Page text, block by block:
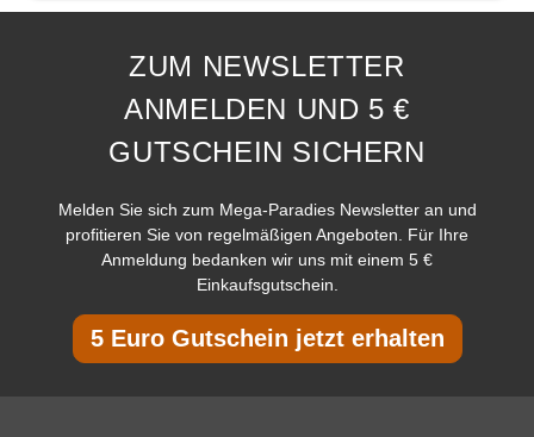
ZUM NEWSLETTER
ANMELDEN UND 5 €
GUTSCHEIN SICHERN
Melden Sie sich zum Mega-Paradies Newsletter an und
profitieren Sie von regelmäßigen Angeboten. Für Ihre
Anmeldung bedanken wir uns mit einem 5 €
Einkaufsgutschein.
5 Euro Gutschein jetzt erhalten